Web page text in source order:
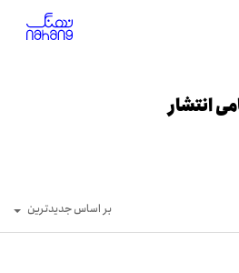
انتشار
بر اساس جدیدترین